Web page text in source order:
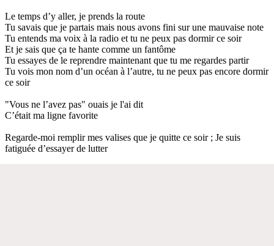
Le temps d’y aller, je prends la route
Tu savais que je partais mais nous avons fini sur une mauvaise note
Tu entends ma voix à la radio et tu ne peux pas dormir ce soir
Et je sais que ça te hante comme un fantôme
Tu essayes de le reprendre maintenant que tu me regardes partir
Tu vois mon nom d’un océan à l’autre, tu ne peux pas encore dormir
ce soir
"Vous ne l’avez pas" ouais je l'ai dit
C’était ma ligne favorite
Regarde-moi remplir mes valises que je quitte ce soir ; Je suis
fatiguée d’essayer de lutter